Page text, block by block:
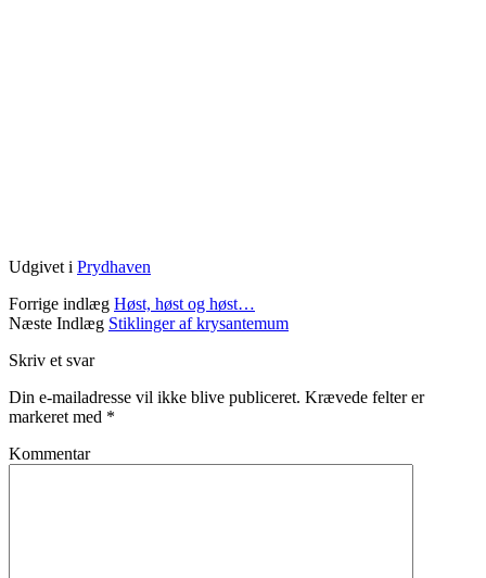
Udgivet i Prydhaven
Forrige indlæg Høst, høst og høst…
Næste Indlæg Stiklinger af krysantemum
Skriv et svar
Din e-mailadresse vil ikke blive publiceret. Krævede felter er
markeret med *
Kommentar